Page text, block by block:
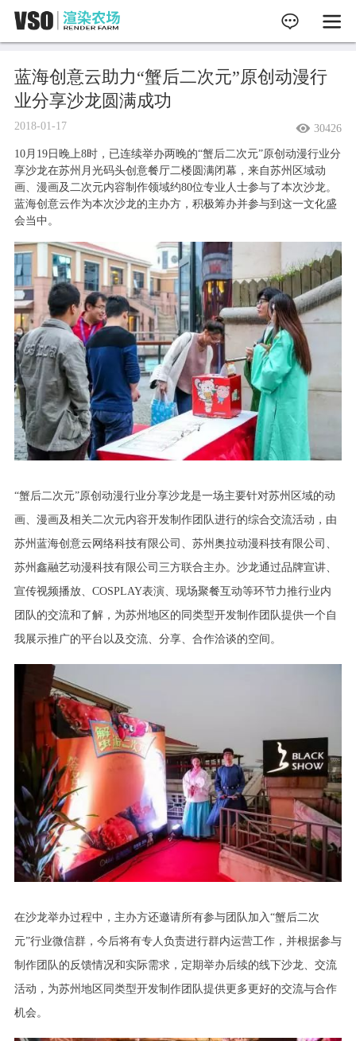


蓝海创意云助力“蟹后二次元”原创动漫行
业分享沙龙圆满成功
2018-01-17 30426
10月19日晚上8时，已连续举办两晚的“蟹后二次元”原创动漫行业分
享沙龙在苏州月光码头创意餐厅二楼圆满闭幕，来自苏州区域动
画、漫画及二次元内容制作领域约80位专业人士参与了本次沙龙。
蓝海创意云作为本次沙龙的主办方，积极筹办并参与到这一文化盛
会当中。
“蟹后二次元”原创动漫行业分享沙龙是一场主要针对苏州区域的动
画、漫画及相关二次元内容开发制作团队进行的综合交流活动，由
苏州蓝海创意云网络科技有限公司、苏州奥拉动漫科技有限公司、
苏州鑫融艺动漫科技有限公司三方联合主办。沙龙通过品牌宣讲、
宣传视频播放、COSPLAY表演、现场聚餐互动等环节力推行业内
团队的交流和了解，为苏州地区的同类型开发制作团队提供一个自
我展示推广的平台以及交流、分享、合作洽谈的空间。
在沙龙举办过程中，主办方还邀请所有参与团队加入“蟹后二次
元”行业微信群，今后将有专人负责进行群内运营工作，并根据参与
制作团队的反馈情况和实际需求，定期举办后续的线下沙龙、交流
活动，为苏州地区同类型开发制作团队提供更多更好的交流与合作
机会。